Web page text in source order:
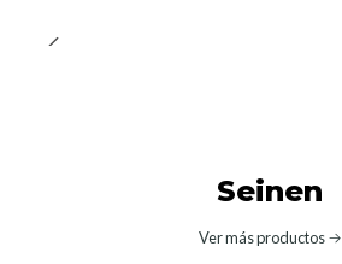
Seinen
Ver más productos